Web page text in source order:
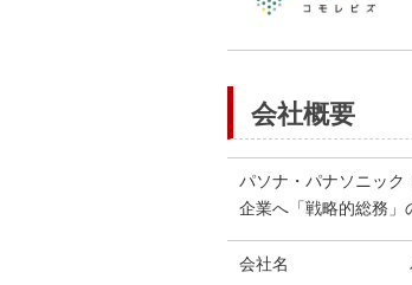
会社概要
パソナ・パナソニック
企業へ「戦略的総務」
会社名